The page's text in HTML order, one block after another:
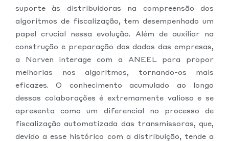
suporte às distribuidoras na compreensão dos
algoritmos de fiscalização, tem desempenhado um
papel crucial nessa evolução. Além de auxiliar na
construção e preparação dos dados das empresas,
a Norven interage com a ANEEL para propor
melhorias nos algoritmos, tornando-os mais
eficazes. O conhecimento acumulado ao longo
dessas colaborações é extremamente valioso e se
apresenta como um diferencial no processo de
fiscalização automatizada das transmissoras, que,
devido a esse histórico com a distribuição, tende a